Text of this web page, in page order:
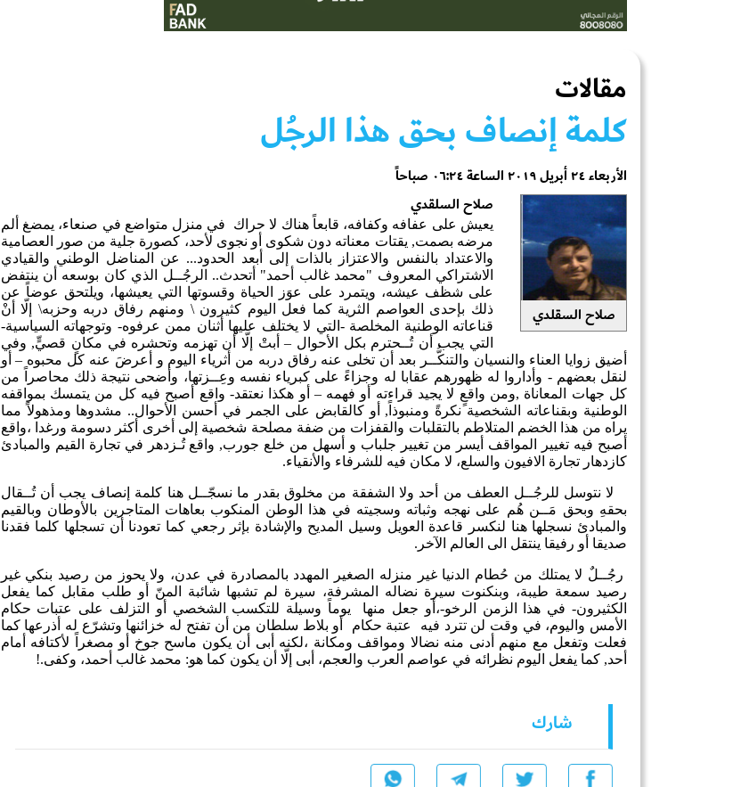
مقالات
كلمة إنصاف بحق هذا الرجُل
الأربعاء ٢٤ أبريل ٢٠١٩ الساعة ٠٦:٢٤ صباحاً
صلاح السقلدي
صلاح السلقدي
يعيش على عفافه وكفافه، قابعاً هناك لا حراك في منزل متواضع في صنعاء، يمضغ ألم
مرضه بصمت, يقتات معناته دون شكوى أو نجوى لأحد، كصورة جلية من صور العصامية
والاعتداد بالنفس والاعتزاز بالذات إلى أبعد الحدود... عن المناضل الوطني والقيادي
الاشتراكي المعروف "محمد غالب أحمد" أتحدث.. الرجُــل الذي كان بوسعه أن ينتفض
على شظف عيشه، ويتمرد على عوَز الحياة وقسوتها التي يعيشها، ويلتحق عوضاً عن
ذلك بإحدى العواصم الثرية كما فعل اليوم كثيرون \ ومنهم رفاق دربه وحزبه\ إلّا أنْ
قناعاته الوطنية المخلصة -التي لا يختلف عليها أثنان ممن عرفوه- وتوجهاته السياسية-
التي يجب أن تُــحترم بكل الأحوال – أبتْ إلّا أن تهزمه وتحشره في مكانٍ قصيٍّ, وفي
أضيق زوايا العناء والنسيان والتنكُّــر بعد أن تخلى عنه رفاق دربه من أثرياء اليوم و أعرضَ عنه كل محبوه – أو
لنقل بعضهم - وأداروا له ظهورهم عقابا له وجزاءً على كبرياء نفسه وعِــزتها، وأضحى نتيجة ذلك محاصراً من
كل جهات المعاناة ,ومن واقعٍ لا يجيد قراءته أو فهمه – أو هكذا نعتقد- واقع أصبح فيه كل من يتمسك بمواقفه
الوطنية وبقناعاته الشخصية نكرةً ومنبوذاً, أو كالقابض على الجمر في أحسن الأحوال.. مشدوها ومذهولاً مما
يراه من هذا الخضم المتلاطم بالتقلبات والقفزات من ضفة مصلحة شخصية إلى أخرى أكثر دسومة ورغدا ،واقع
أصبح فيه تغيير المواقف أيسر من تغيير جلباب و أسهل من خلع جورب, واقع تُـزدهر في تجارة القيم والمبادئ
كازدهار تجارة الافيون والسلع، لا مكان فيه للشرفاء والأنقياء.
لا نتوسل للرجُــل العطف من أحد ولا الشفقة من مخلوق بقدر ما نسجّــل هنا كلمة إنصاف يجب أن تُــقال
بحقهِ وبحق مَــن هُم على نهجه وثباته وسجيته في هذا الوطن المنكوب بعاهات المتاجرين بالأوطان وبالقيم
والمبادئ نسجلها هنا لنكسر قاعدة العويل وسيل المديح والإشادة بإثر رجعي كما تعودنا أن تسجلها كلما فقدنا
صديقا أو رفيقا ينتقل الى العالم الآخر.
رجُــلٌ لا يمتلك من حُطام الدنيا غير منزله الصغير المهدد بالمصادرة في عدن، ولا يحوز من رصيد بنكي غير
رصيد سمعة طيبة، وبنكنوت سيرة نضاله المشرفة، سيرة لم تشبها شائبة المنّ أو طلب مقابل كما يفعل
الكثيرون- في هذا الزمن الرخو-،أو جعل منها يوماً وسيلة للتكسب الشخصي أو التزلف على عتبات حكام
الأمس واليوم، في وقت لن تترد فيه عتبة حكام أو بلاط سلطان من أن تفتح له خزائنها وتشرّع له أذرعها كما
فعلت وتفعل مع منهم أدنى منه نضالا ومواقف ومكانة ،لكنه أبى أن يكون ماسح جوخ أو مصغراً لأكتافه أمام
أحد, كما يفعل اليوم نظرائه في عواصم العرب والعجم، أبى إلّا أن يكون كما هو: محمد غالب أحمد، وكفى.!
شارك